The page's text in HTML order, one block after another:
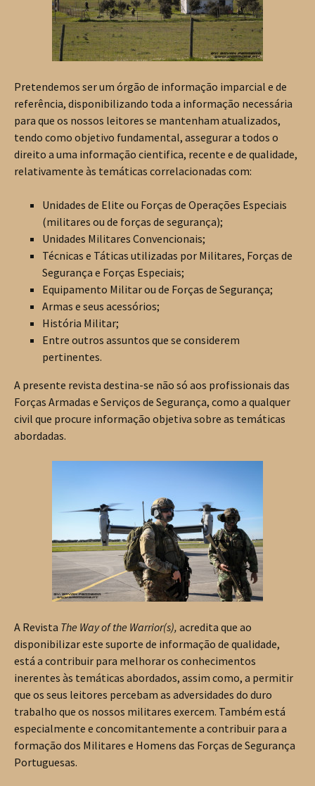
Pretendemos ser um órgão de informação imparcial e de
referência, disponibilizando toda a informação necessária
para que os nossos leitores se mantenham atualizados,
tendo como objetivo fundamental, assegurar a todos o
direito a uma informação cientifica, recente e de qualidade,
relativamente às temáticas correlacionadas com:
Unidades de Elite ou Forças de Operações Especiais
(militares ou de forças de segurança);
Unidades Militares Convencionais;
Técnicas e Táticas utilizadas por Militares, Forças de
Segurança e Forças Especiais;
Equipamento Militar ou de Forças de Segurança;
Armas e seus acessórios;
História Militar;
Entre outros assuntos que se considerem
pertinentes.
A presente revista destina-se não só aos profissionais das
Forças Armadas e Serviços de Segurança, como a qualquer
civil que procure informação objetiva sobre as temáticas
abordadas.
A Revista The Way of the Warrior(s), acredita que ao
disponibilizar este suporte de informação de qualidade,
está a contribuir para melhorar os conhecimentos
inerentes às temáticas abordados, assim como, a permitir
que os seus leitores percebam as adversidades do duro
trabalho que os nossos militares exercem. Também está
especialmente e concomitantemente a contribuir para a
formação dos Militares e Homens das Forças de Segurança
Portuguesas.